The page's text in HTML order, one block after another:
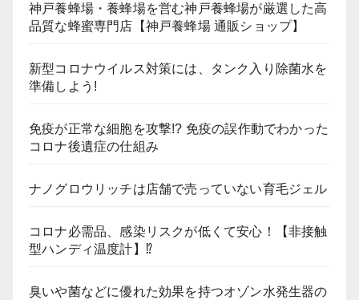
神戸養蜂場・養蜂場を営む神戸養蜂場が厳選した高
品質な蜂蜜専門店【神戸養蜂場 通販ショップ】
新型コロナウイルス対策には、タンク入り除菌水を
準備しよう!
免疫が正常な細胞を攻撃!? 免疫の誤作動でわかった
コロナ後遺症の仕組み
ナノグロウリッチは店舗で売っていない育毛ジェル
コロナ必需品、感染リスクが低くて安心！【非接触
型ハンディ温度計】⁉
臭いや菌などに優れた効果を持つオゾン水発生器の